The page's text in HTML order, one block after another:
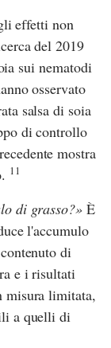
effetti non
del 2019
sui nematodi
osservato
salsa di soia
di controllo
mostra
11
di grasso? È
l'accumulo
di
e i risultati
misura limitata,
a quelli di